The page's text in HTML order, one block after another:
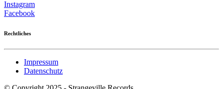
Instagram
Facebook
Rechtliches
Impressum
Datenschutz